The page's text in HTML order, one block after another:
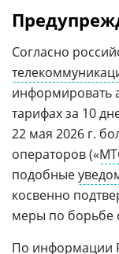
Согласно
информировать
тарифах за 10
22 мая 2026 г.
операторов («
подобные
косвенно
меры по борьбе
По информации